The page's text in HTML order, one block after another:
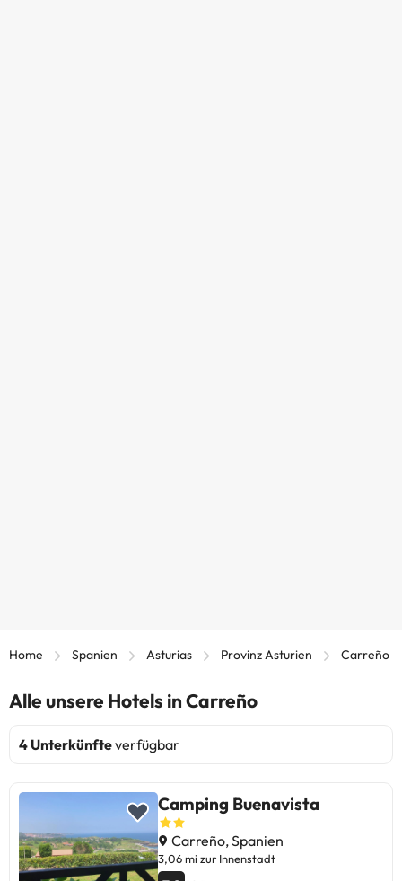
Home Spanien Asturias Provinz Asturien Carreño
Alle unsere Hotels in Carreño
4 Unterkünfteverfügbar
Camping Buenavista
Carreño, Spanien
3,06 mi zur Innenstadt